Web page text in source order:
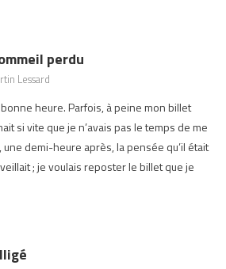
perdu
Lessard
heure. Parfois, à peine mon billet
si vite que je n’avais pas le temps de me
une demi-heure après, la pensée qu’il était
; je voulais reposter le billet que je